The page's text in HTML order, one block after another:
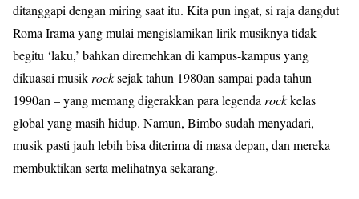
ditanggapi dengan miring saat itu. Kita pun ingat, si raja dangdut
Roma Irama yang mulai mengislamikan lirik-musiknya tidak
begitu ‘laku,’ bahkan diremehkan di kampus-kampus yang
dikuasai musik rocksejak tahun 1980an sampai pada tahun
1990an – yang memang digerakkan para legenda rockkelas
global yang masih hidup. Namun, Bimbo sudah menyadari,
musik pasti jauh lebih bisa diterima di masa depan, dan mereka
membuktikan serta melihatnya sekarang.